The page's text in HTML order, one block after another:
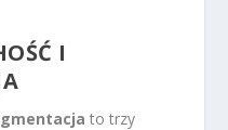
I
to trzy